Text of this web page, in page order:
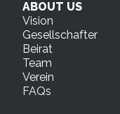
ABOUT US
Vision
Gesellschafter
Beirat
Team
Verein
FAQs